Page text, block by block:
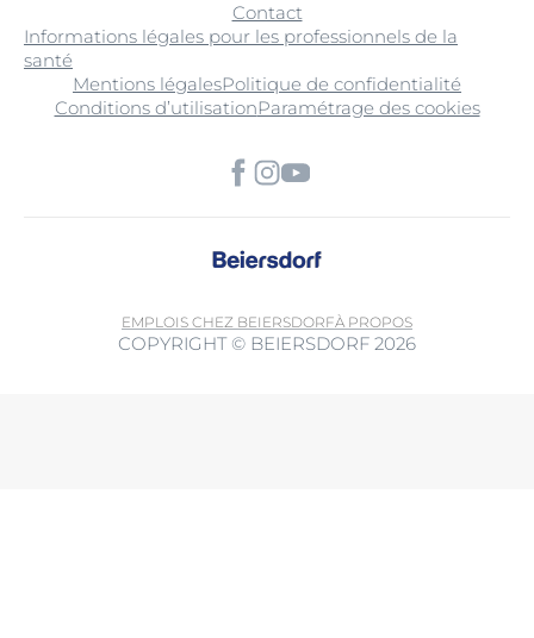
Contact
Informations légales pour les professionnels de la
santé
Mentions légalesPolitique de confidentialité
Conditions d’utilisationParamétrage des cookies
EMPLOIS CHEZ BEIERSDORFÀ PROPOS
COPYRIGHT © BEIERSDORF 2026